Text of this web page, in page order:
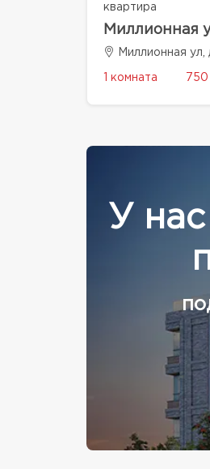
квартира
Миллионная
Миллионная ул,
1 комната 750
У